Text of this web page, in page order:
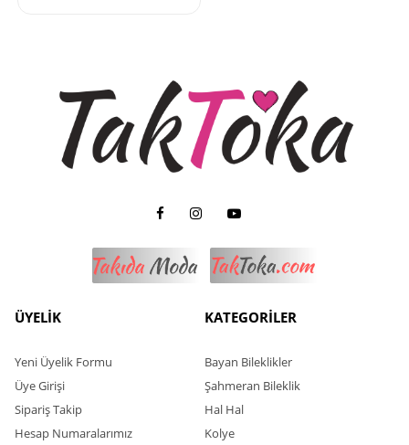
ÜYELİK
Yeni Üyelik Formu
Üye Girişi
Sipariş Takip
Hesap Numaralarımız
KATEGORİLER
Bayan Bileklikler
Şahmeran Bileklik
Hal Hal
Kolye